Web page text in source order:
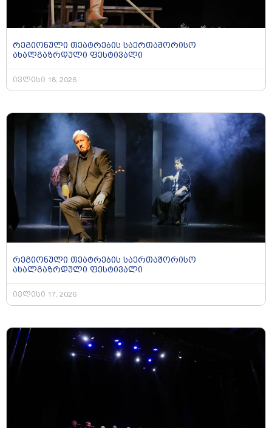
რეგიონული თეატრების საერთაშორისო
ახალგაზრდული ფესტივალი
ივლისი 18, 2026
რეგიონული თეატრების საერთაშორისო
ახალგაზრდული ფესტივალი
ივლისი 17, 2026